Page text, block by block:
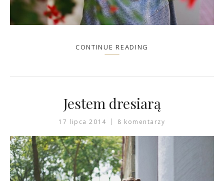
CONTINUE READING
Jestem dresiarą
17 lipca 2014 8 komentarzy